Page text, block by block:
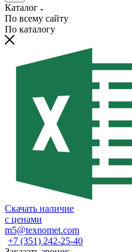
Каталог
По всему сайту
По каталогу
Скачать наличие
с ценами
m5@texnomet.com
+7 (351) 242-25-40